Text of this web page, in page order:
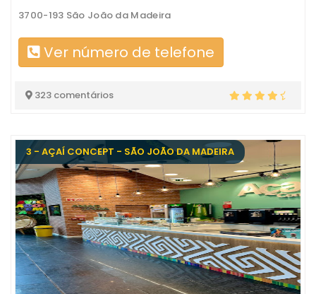
3700-193 São João da Madeira
Ver número de telefone
323 comentários
3 - AÇAÍ CONCEPT - SÃO JOÃO DA MADEIRA